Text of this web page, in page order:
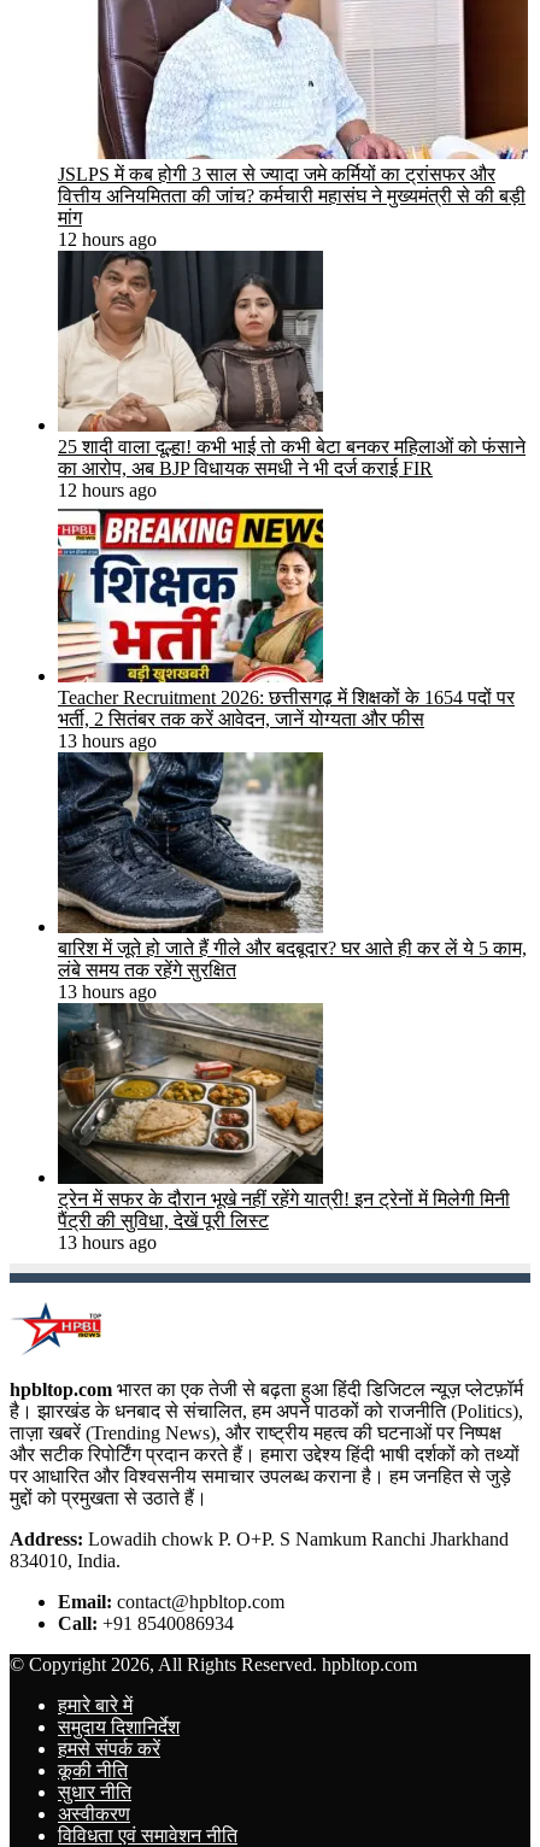
JSLPS में कब होगी 3 साल से ज्यादा जमे कर्मियों का ट्रांसफर और
वित्तीय अनियमितता की जांच? कर्मचारी महासंघ ने मुख्यमंत्री से की बड़ी
मांग
12 hours ago
25 शादी वाला दूल्हा! कभी भाई तो कभी बेटा बनकर महिलाओं को फंसाने
का आरोप, अब BJP विधायक समधी ने भी दर्ज कराई FIR
12 hours ago
Teacher Recruitment 2026: छत्तीसगढ़ में शिक्षकों के 1654 पदों पर
भर्ती, 2 सितंबर तक करें आवेदन, जानें योग्यता और फीस
13 hours ago
बारिश में जूते हो जाते हैं गीले और बदबूदार? घर आते ही कर लें ये 5 काम,
लंबे समय तक रहेंगे सुरक्षित
13 hours ago
ट्रेन में सफर के दौरान भूखे नहीं रहेंगे यात्री! इन ट्रेनों में मिलेगी मिनी
पैंट्री की सुविधा, देखें पूरी लिस्ट
13 hours ago
hpbltop.com भारत का एक तेजी से बढ़ता हुआ हिंदी डिजिटल न्यूज़ प्लेटफ़ॉर्म
है। झारखंड के धनबाद से संचालित, हम अपने पाठकों को राजनीति (Politics),
ताज़ा खबरें (Trending News), और राष्ट्रीय महत्व की घटनाओं पर निष्पक्ष
और सटीक रिपोर्टिंग प्रदान करते हैं। हमारा उद्देश्य हिंदी भाषी दर्शकों को तथ्यों
पर आधारित और विश्वसनीय समाचार उपलब्ध कराना है। हम जनहित से जुड़े
मुद्दों को प्रमुखता से उठाते हैं।
Address: Lowadih chowk P. O+P. S Namkum Ranchi Jharkhand
834010, India.
Email: contact@hpbltop.com
Call: +91 8540086934
© Copyright 2026, All Rights Reserved. hpbltop.com
हमारे बारे में
समुदाय दिशानिर्देश
हमसे संपर्क करें
कूकी नीति
सुधार नीति
अस्वीकरण
विविधता एवं समावेशन नीति